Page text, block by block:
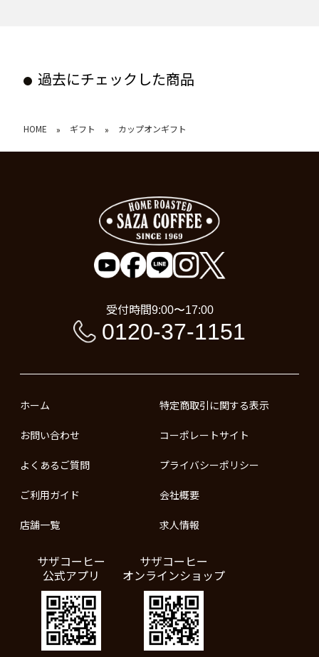
過去にチェックした商品
HOME » ギフト » カップオンギフト
受付時間9:00〜17:00
0120-37-1151
ホーム
お問い合わせ
よくあるご質問
ご利用ガイド
店舗一覧
特定商取引に関する表示
コーポレートサイト
プライバシーポリシー
会社概要
求人情報
サザコーヒー
公式アプリ
サザコーヒー
オンラインショップ